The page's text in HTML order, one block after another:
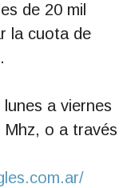
de 20 mil
la cuota de
a viernes
o a través